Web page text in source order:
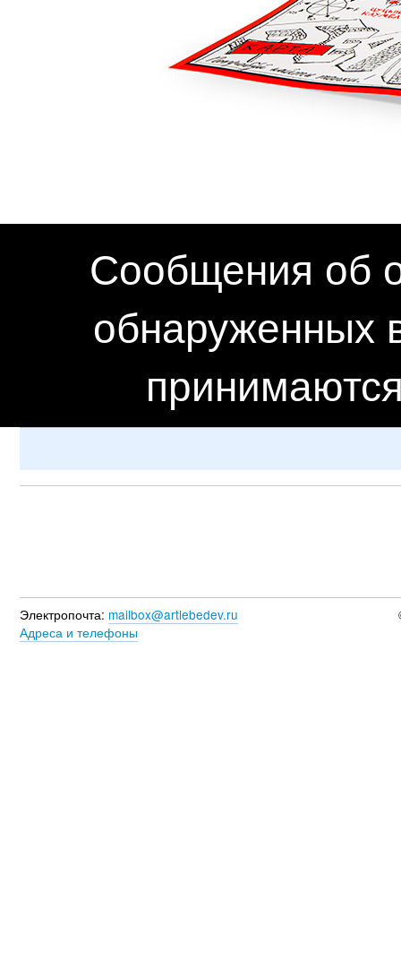
Сообщения об
обнаруженных
Электропочта: mailbox@artlebedev.ru
Адреса и телефоны